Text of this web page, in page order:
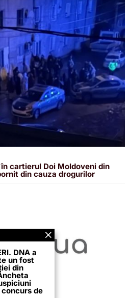
cartierul Doi Moldoveni din
din cauza drogurilor
DNA a
un fost
din
de